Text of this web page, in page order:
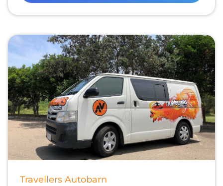
Travellers Autobarn